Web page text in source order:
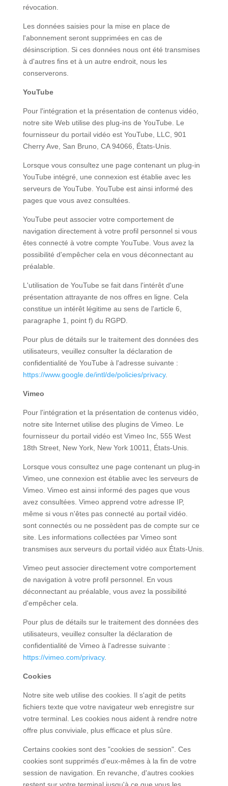
révocation.
Les données saisies pour la mise en place de
l'abonnement seront supprimées en cas de
désinscription. Si ces données nous ont été transmises
à d'autres fins et à un autre endroit, nous les
conserverons.
YouTube
Pour l'intégration et la présentation de contenus vidéo,
notre site Web utilise des plug-ins de YouTube. Le
fournisseur du portail vidéo est YouTube, LLC, 901
Cherry Ave, San Bruno, CA 94066, États-Unis.
Lorsque vous consultez une page contenant un plug-in
YouTube intégré, une connexion est établie avec les
serveurs de YouTube. YouTube est ainsi informé des
pages que vous avez consultées.
YouTube peut associer votre comportement de
navigation directement à votre profil personnel si vous
êtes connecté à votre compte YouTube. Vous avez la
possibilité d'empêcher cela en vous déconnectant au
préalable.
L'utilisation de YouTube se fait dans l'intérêt d'une
présentation attrayante de nos offres en ligne. Cela
constitue un intérêt légitime au sens de l'article 6,
paragraphe 1, point f) du RGPD.
Pour plus de détails sur le traitement des données des
utilisateurs, veuillez consulter la déclaration de
confidentialité de YouTube à l'adresse suivante :
https://www.google.de/intl/de/policies/privacy.
Vimeo
Pour l'intégration et la présentation de contenus vidéo,
notre site Internet utilise des plugins de Vimeo. Le
fournisseur du portail vidéo est Vimeo Inc, 555 West
18th Street, New York, New York 10011, États-Unis.
Lorsque vous consultez une page contenant un plug-in
Vimeo, une connexion est établie avec les serveurs de
Vimeo. Vimeo est ainsi informé des pages que vous
avez consultées. Vimeo apprend votre adresse IP,
même si vous n'êtes pas connecté au portail vidéo.
sont connectés ou ne possèdent pas de compte sur ce
site. Les informations collectées par Vimeo sont
transmises aux serveurs du portail vidéo aux États-Unis.
Vimeo peut associer directement votre comportement
de navigation à votre profil personnel. En vous
déconnectant au préalable, vous avez la possibilité
d'empêcher cela.
Pour plus de détails sur le traitement des données des
utilisateurs, veuillez consulter la déclaration de
confidentialité de Vimeo à l'adresse suivante :
https://vimeo.com/privacy.
Cookies
Notre site web utilise des cookies. Il s'agit de petits
fichiers texte que votre navigateur web enregistre sur
votre terminal. Les cookies nous aident à rendre notre
offre plus conviviale, plus efficace et plus sûre.
Certains cookies sont des "cookies de session". Ces
cookies sont supprimés d'eux-mêmes à la fin de votre
session de navigation. En revanche, d'autres cookies